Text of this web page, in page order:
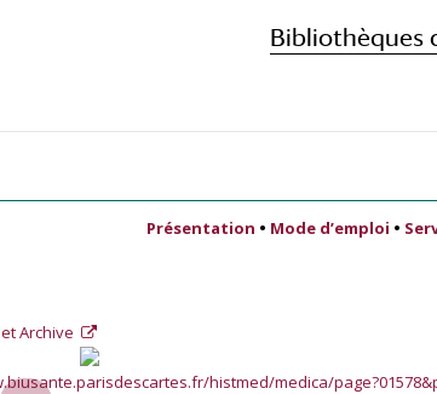
Bibliothèques
Présentation • Mode d’emploi •
Archive
histmed/medica/